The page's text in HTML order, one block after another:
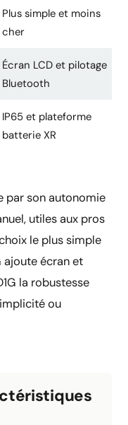
Plus simple et moins
cher
Écran LCD et pilotage
Bluetooth
IP65 et plateforme
batterie XR
par son autonomie
utiles aux pros
le plus simple
ajoute écran et
la robustesse
ou